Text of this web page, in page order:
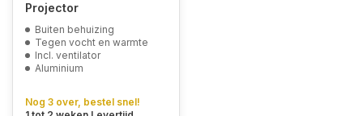
Projector
Buiten behuizing
Tegen vocht en warmte
Incl. ventilator
Aluminium
Nog 3 over, bestel snel!